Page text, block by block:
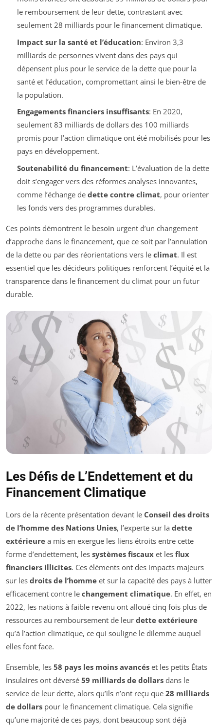
le remboursement de leur dette, contrastant avec
seulement 28 milliards pour le financement climatique.
Impact sur la santé et l’éducation: Environ 3,3
milliards de personnes vivent dans des pays qui
dépensent plus pour le service de la dette que pour la
santé et l’éducation, compromettant ainsi le bien-être de
la population.
Engagements financiers insuffisants: En 2020,
seulement 83 milliards de dollars des 100 milliards
promis pour l’action climatique ont été mobilisés pour les
pays en développement.
Soutenabilité du financement: L’évaluation de la dette
doit s’engager vers des réformes ana­lyses innovantes,
comme l’échange de dette contre climat, pour orienter
les fonds vers des programmes durables.
Ces points démontrent le besoin urgent d’un changement
d’approche dans le financement, que ce soit par l’annulation
de la dette ou par des réorientations vers le climat. Il est
essentiel que les décideurs politiques renforcent l’équité et la
transparence dans le financement du climat pour un futur
durable.
Les Défis de L’Endettement et du
Financement Climatique
Lors de la récente présentation devant le Conseil des droits
de l’homme des Nations Unies, l’experte sur la dette
extérieure a mis en exergue les liens étroits entre cette
forme d’endettement, les systèmes fiscaux et les flux
financiers illicites. Ces éléments ont des impacts majeurs
sur les droits de l’homme et sur la capacité des pays à lutter
efficacement contre le changement climatique. En effet, en
2022, les nations à faible revenu ont alloué cinq fois plus de
ressources au remboursement de leur dette extérieure
qu’à l’action climatique, ce qui souligne le dilemme auquel
elles font face.
Ensemble, les 58 pays les moins avancés et les petits États
insulaires ont déversé 59 milliards de dollars dans le
service de leur dette, alors qu’ils n’ont reçu que 28 milliards
de dollars pour le financement climatique. Cela signifie
qu’une majorité de ces pays, dont beaucoup sont déjà